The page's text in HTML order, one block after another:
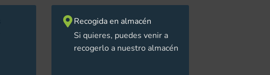
Recogida en almacén
Si quieres, puedes venir a
recogerlo a nuestro almacén